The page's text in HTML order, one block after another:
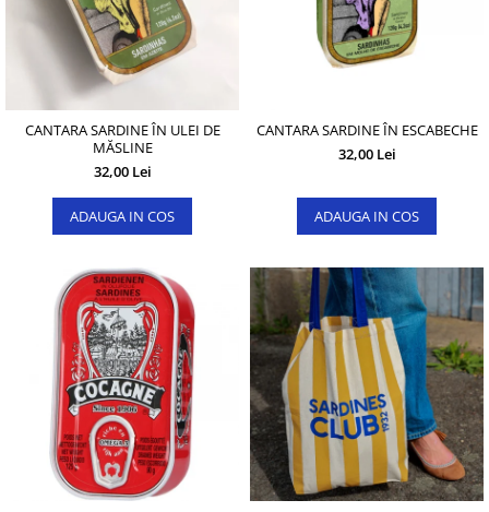
CANTARA SARDINE ÎN ULEI DE
MĂSLINE
32,00 Lei
ADAUGA IN COS
CANTARA SARDINE ÎN ESCABECHE
32,00 Lei
ADAUGA IN COS